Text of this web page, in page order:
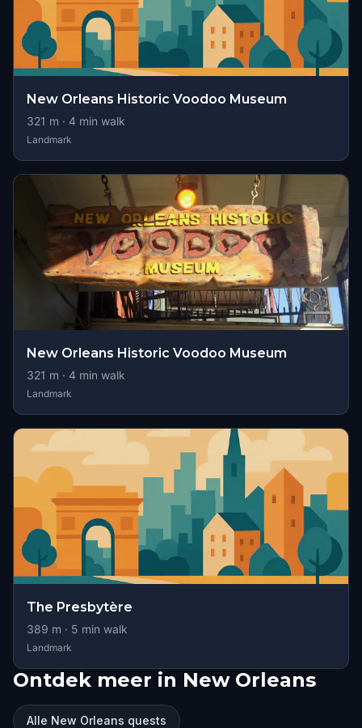
New Orleans Historic Voodoo Museum
321 m · 4 min walk
Landmark
New Orleans Historic Voodoo Museum
321 m · 4 min walk
Landmark
The Presbytère
389 m · 5 min walk
Landmark
Ontdek meer in New Orleans
Alle New Orleans quests